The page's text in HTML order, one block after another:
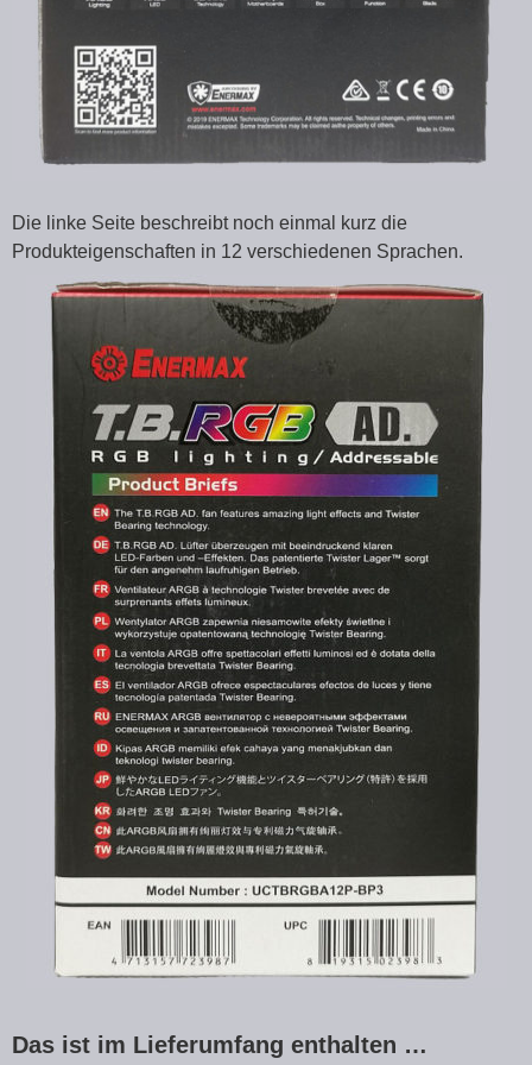
Die linke Seite beschreibt noch einmal kurz die
Produkteigenschaften in 12 verschiedenen Sprachen.
Das ist im Lieferumfang enthalten …